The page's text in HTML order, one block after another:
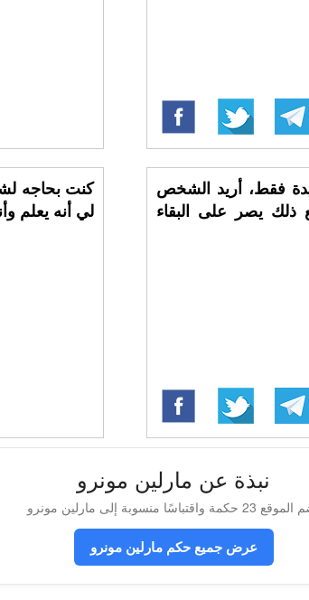
كنت بحاجه
لي أنه يعلم
فقط، أريد الشخص
ذلك يصر على البقاء
نبذة عن مارلين مونرو
حكمة واقتباسًا منسوبة إلى مارلين مونرو
عرض جميع حكم مارلين مونرو